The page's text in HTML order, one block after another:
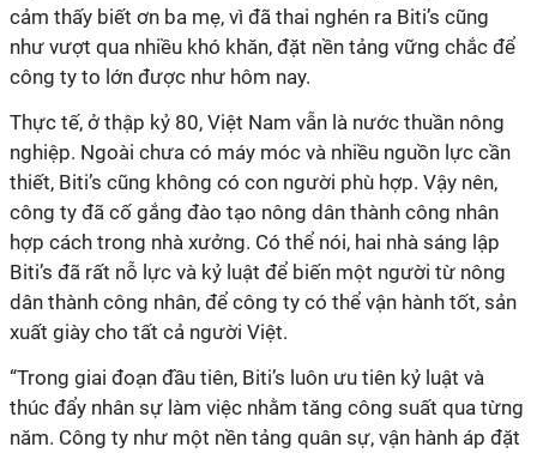
cảm thấy biết ơn ba mẹ, vì đã thai nghén ra Biti’s cũng
như vượt qua nhiều khó khăn, đặt nền tảng vững chắc để
công ty to lớn được như hôm nay.
Thực tế, ở thập kỷ 80, Việt Nam vẫn là nước thuần nông
nghiệp. Ngoài chưa có máy móc và nhiều nguồn lực cần
thiết, Biti’s cũng không có con người phù hợp. Vậy nên,
công ty đã cố gắng đào tạo nông dân thành công nhân
hợp cách trong nhà xưởng. Có thể nói, hai nhà sáng lập
Biti’s đã rất nỗ lực và kỷ luật để biến một người từ nông
dân thành công nhân, để công ty có thể vận hành tốt, sản
xuất giày cho tất cả người Việt.
“Trong giai đoạn đầu tiên, Biti’s luôn ưu tiên kỷ luật và
thúc đẩy nhân sự làm việc nhằm tăng công suất qua từng
năm. Công ty như một nền tảng quân sự, vận hành áp đặt